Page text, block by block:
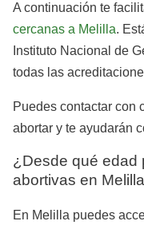
A continuación te
cercanas a Melilla.
Instituto Nacional de
todas las
Puedes contactar con
abortar y te ayudarán
¿Desde qué edad
abortivas en
En Melilla puedes